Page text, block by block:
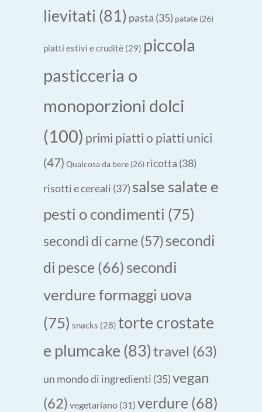
lievitati (81) pasta (35) patate (26)
piatti estivi e cruditè (29) piccola
pasticceria o
monoporzioni dolci
(100) primi piatti o piatti unici
(47) Qualcosa da bere (26) ricotta (38)
risotti e cereali (37) salse salate e
pesti o condimenti (75)
secondi di carne (57)secondi
di pesce (66) secondi
verdure formaggi uova
(75) snacks (28) torte crostate
e plumcake (83)travel (63)
un mondo di ingredienti (35)vegan
(62) vegetariano (31) verdure (68)